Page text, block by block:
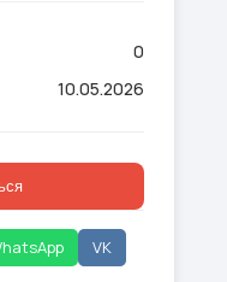
0
10.05.2026
VK